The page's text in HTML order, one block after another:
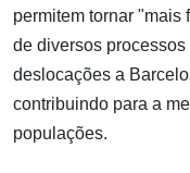
permitem tornar
de diversos
deslocações a
contribuindo para a
populações.